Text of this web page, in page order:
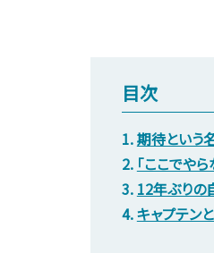
目次
1.期待という
2. 「ここでや
3. 12年ぶりの
4.キャプテン